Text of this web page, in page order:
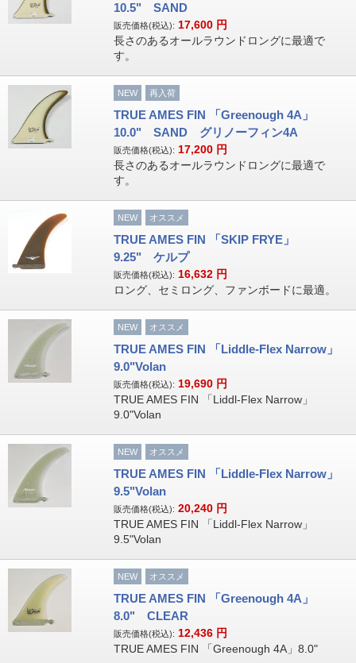
10.5" SAND
販売価格(税込): 17,600 円
長さのあるオールラウンドロングに最適で
す。
NEW 再入荷
TRUE AMES FIN 「Greenough 4A」
10.0" SAND グリノーフィン4A
販売価格(税込): 17,200 円
長さのあるオールラウンドロングに最適で
す。
NEW オススメ
TRUE AMES FIN 「SKIP FRYE」
9.25" ケルプ
販売価格(税込): 16,632 円
ロング、セミロング、ファンボードに最適。
NEW オススメ
TRUE AMES FIN 「Liddle-Flex Narrow」
9.0"Volan
販売価格(税込): 19,690 円
TRUE AMES FIN 「Liddl-Flex Narrow」
9.0"Volan
NEW オススメ
TRUE AMES FIN 「Liddle-Flex Narrow」
9.5"Volan
販売価格(税込): 20,240 円
TRUE AMES FIN 「Liddl-Flex Narrow」
9.5"Volan
NEW オススメ
TRUE AMES FIN 「Greenough 4A」
8.0" CLEAR
販売価格(税込): 12,436 円
TRUE AMES FIN 「Greenough 4A」8.0"